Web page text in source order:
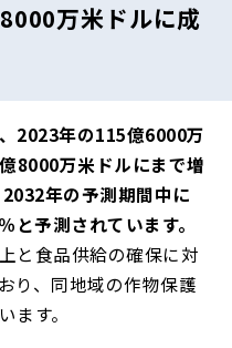
万米ドルに成
2023年の115億6000万
8000万米ドルにまで増
年の予測期間中に
と予測されています。
と食品供給の確保に対
り、同地域の作物保護
ます。